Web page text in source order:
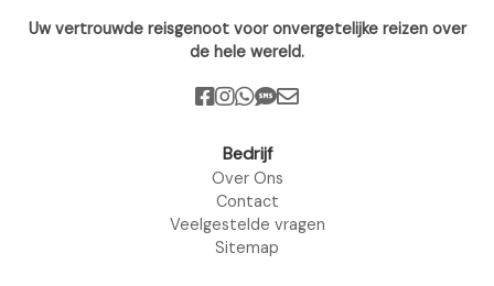
Uw vertrouwde reisgenoot voor onvergetelijke reizen over
de hele wereld.
Bedrijf
Over Ons
Contact
Veelgestelde vragen
Sitemap